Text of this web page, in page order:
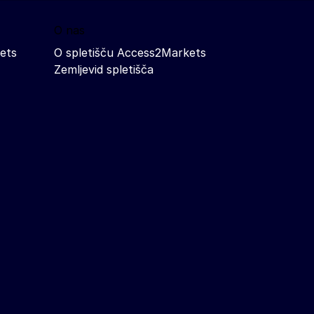
O nas
O spletišču Access2Markets
Zemljevid spletišča